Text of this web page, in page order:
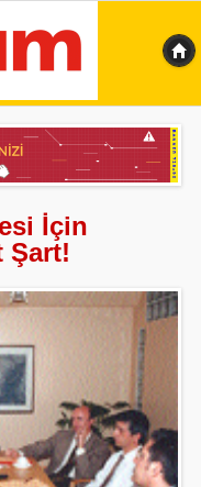
İçin
Şart!